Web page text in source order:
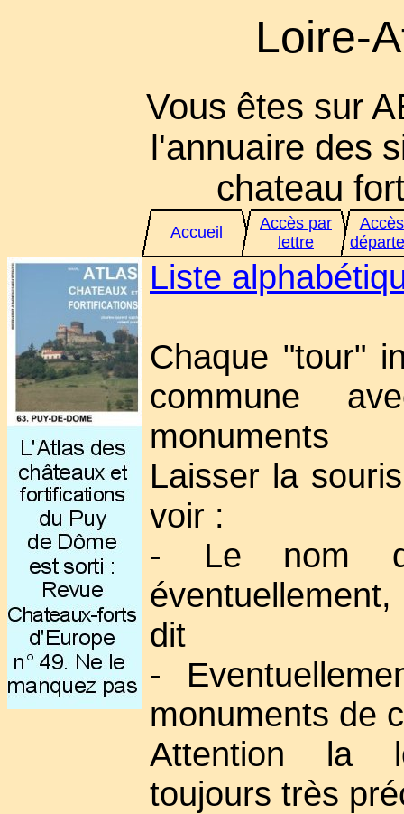
Loire-
Vous êtes sur
l'annuaire des
chateau
Accueil
Accès par
lettre
Liste
Chaque "tour"
commune
monuments
Laisser la
voir :
- Le nom
dit
-
monuments de
Attention la
toujours très